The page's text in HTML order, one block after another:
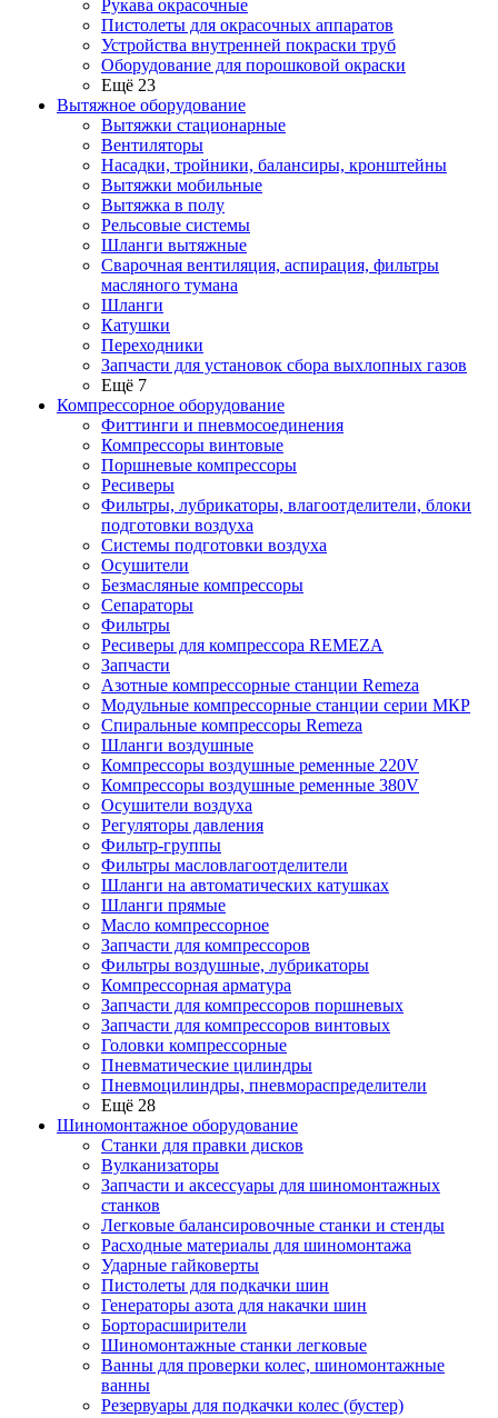
Рукава окрасочные
Пистолеты для окрасочных аппаратов
Устройства внутренней покраски труб
Оборудование для порошковой окраски
Ещё 23
Вытяжное оборудование
Вытяжки стационарные
Вентиляторы
Насадки, тройники, балансиры, кронштейны
Вытяжки мобильные
Вытяжка в полу
Рельсовые системы
Шланги вытяжные
Сварочная вентиляция, аспирация, фильтры
масляного тумана
Шланги
Катушки
Переходники
Запчасти для установок сбора выхлопных газов
Ещё 7
Компрессорное оборудование
Фиттинги и пневмосоединения
Компрессоры винтовые
Поршневые компрессоры
Ресиверы
Фильтры, лубрикаторы, влагоотделители, блоки
подготовки воздуха
Системы подготовки воздуха
Осушители
Безмасляные компрессоры
Сепараторы
Фильтры
Ресиверы для компрессора REMEZA
Запчасти
Азотные компрессорные станции Remeza
Модульные компрессорные станции серии МКР
Спиральные компрессоры Remeza
Шланги воздушные
Компрессоры воздушные ременные 220V
Компрессоры воздушные ременные 380V
Осушители воздуха
Регуляторы давления
Фильтр-группы
Фильтры масловлагоотделители
Шланги на автоматических катушках
Шланги прямые
Масло компрессорное
Запчасти для компрессоров
Фильтры воздушные, лубрикаторы
Компрессорная арматура
Запчасти для компрессоров поршневых
Запчасти для компрессоров винтовых
Головки компрессорные
Пневматические цилиндры
Пневмоцилиндры, пневмораспределители
Ещё 28
Шиномонтажное оборудование
Станки для правки дисков
Вулканизаторы
Запчасти и аксессуары для шиномонтажных
станков
Легковые балансировочные станки и стенды
Расходные материалы для шиномонтажа
Ударные гайковерты
Пистолеты для подкачки шин
Генераторы азота для накачки шин
Борторасширители
Шиномонтажные станки легковые
Ванны для проверки колес, шиномонтажные
ванны
Резервуары для подкачки колес (бустер)